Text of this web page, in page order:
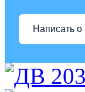
Написать